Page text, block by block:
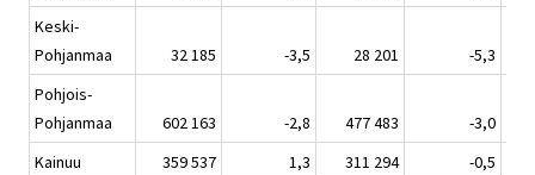
Keski-
Pohjanmaa
32 185 -3,5 28 201
-5,3
Pohjois-
Pohjanmaa
602 163 -2,8 477 483 -3,0
Kainuu
359 537 1,3 311 294
-0,5